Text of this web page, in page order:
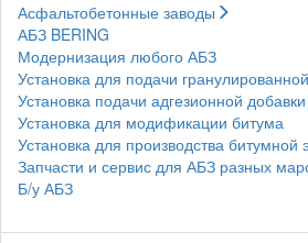
Асфальтобетонные заводы
АБЗ BERING
Модернизация любого АБЗ
Установка для подачи
Установка подачи адгезионной
Установка для модификации битума
Установка для производства битумной
Запчасти и сервис для АБЗ разных
Б/у АБЗ